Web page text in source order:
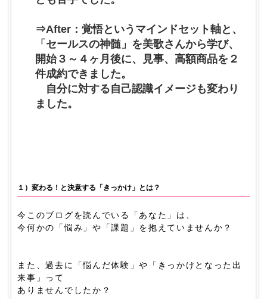
⇒After ：覚悟というマインドセット軸と、
「セールスの神髄」を美歌さんから学び、
開始３～４ヶ月後に、見事、高額商品を２
件成約できました。
自分に対する自己認識イメージも変わり
ました。
１）変わる！と決意する「きっかけ」とは？
今このブログを読んでいる「あなた」は、
今何かの「悩み」や「課題」を抱えていませんか？
また、過去に「悩んだ体験」や「きっかけとなった出
来事」って
ありませんでしたか？